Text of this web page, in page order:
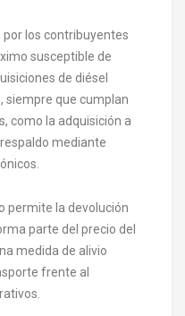
por los contribuyentes
susceptible de
de diésel
siempre que cumplan
como la adquisición a
mediante
permite la devolución
parte del precio del
medida de alivio
frente al